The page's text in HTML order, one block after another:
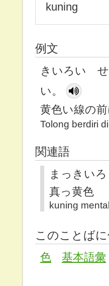
kuning
例文
きいろい
い。
黄色い線の
Tolong berdiri
関連語
まっきいろ
真っ黄色
kuning
このことば
色 基本語彙